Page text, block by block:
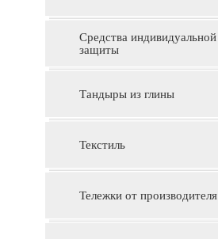
Средства индивидуальной
защиты
Тандыры из глины
Текстиль
Тележки от производителя